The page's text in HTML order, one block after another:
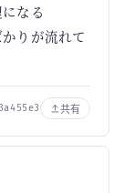
なる
りが流れて
共有